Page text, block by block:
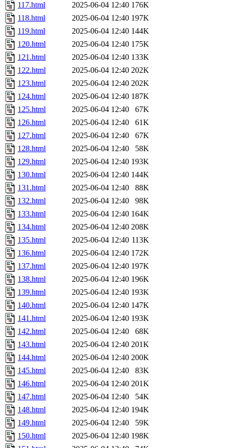
117.html
2025-06-04 12:40 176K
118.html
2025-06-04 12:40 197K
119.html
2025-06-04 12:40 144K
120.html
2025-06-04 12:40 175K
121.html
2025-06-04 12:40 133K
122.html
2025-06-04 12:40 202K
123.html
2025-06-04 12:40 202K
124.html
2025-06-04 12:40 187K
125.html
2025-06-04 12:40
67K
126.html
2025-06-04 12:40
61K
127.html
2025-06-04 12:40
67K
128.html
2025-06-04 12:40
58K
129.html
2025-06-04 12:40 193K
130.html
2025-06-04 12:40 144K
131.html
2025-06-04 12:40
88K
132.html
2025-06-04 12:40
98K
133.html
2025-06-04 12:40 164K
134.html
2025-06-04 12:40 208K
135.html
2025-06-04 12:40 113K
136.html
2025-06-04 12:40 172K
137.html
2025-06-04 12:40 197K
138.html
2025-06-04 12:40 196K
139.html
2025-06-04 12:40 193K
140.html
2025-06-04 12:40 147K
141.html
2025-06-04 12:40 193K
142.html
2025-06-04 12:40
68K
143.html
2025-06-04 12:40 201K
144.html
2025-06-04 12:40 200K
145.html
2025-06-04 12:40
83K
146.html
2025-06-04 12:40 201K
147.html
2025-06-04 12:40
54K
148.html
2025-06-04 12:40 194K
149.html
2025-06-04 12:40
59K
150.html
2025-06-04 12:40 198K